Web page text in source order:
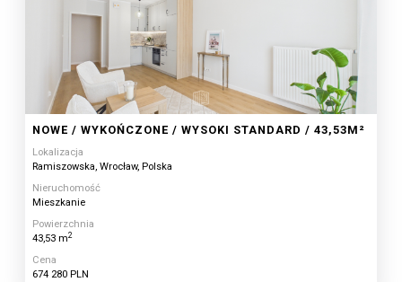
NOWE / WYKOŃCZONE / WYSOKI STANDARD / 43,53M²
Lokalizacja
Ramiszowska, Wrocław, Polska
Nieruchomość
Mieszkanie
Powierzchnia
43,53 m2
Cena
674 280 PLN